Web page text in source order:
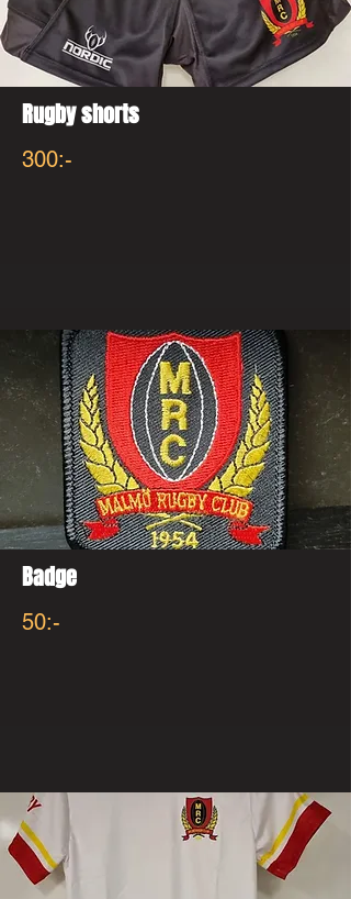
Rugby shorts
300:-
Badge
50:-